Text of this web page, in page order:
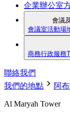
企業辦公室
會議
會議室活動場
商務行政服務
聯絡我們
我們的地點
阿
Al Maryah Tower